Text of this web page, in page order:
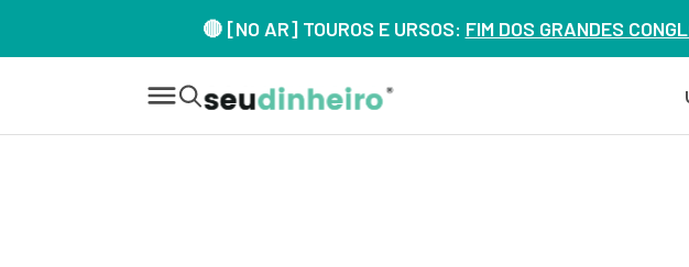
🔴 [NO AR] TOUROS E URSOS: FIM DOS GRANDES